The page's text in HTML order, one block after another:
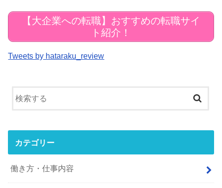
【大企業への転職】おすすめの転職サイ
ト紹介！
Tweets by hataraku_review
カテゴリー
働き方・仕事内容